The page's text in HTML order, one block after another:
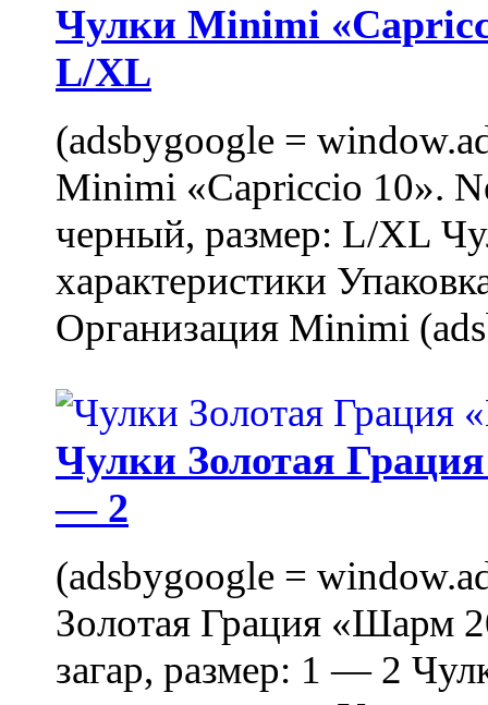
Чулки Minimi
L/XL
(adsbygoogle =
Minimi «Capriccio 10».
черный, размер: L/XL
характеристики
Организация Minimi
Чулки Золотая
— 2
(adsbygoogle =
Золотая Грация «Шарм
загар, размер: 1 — 2